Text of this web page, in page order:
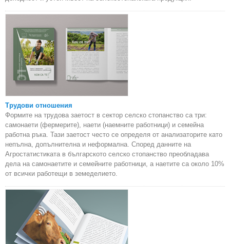
Трудови отношения
Формите на трудова заетост в сектор селско стопанство са три:
самонаети (фермерите), наети (наемните работници) и семейна
работна ръка. Тази заетост често се определя от анализаторите като
непълна, допълнителна и неформална. Според данните на
Агростатистиката в българското селско стопанство преобладава
дела на самонаетите и семейните работници, а наетите са около 10%
от всички работещи в земеделието.